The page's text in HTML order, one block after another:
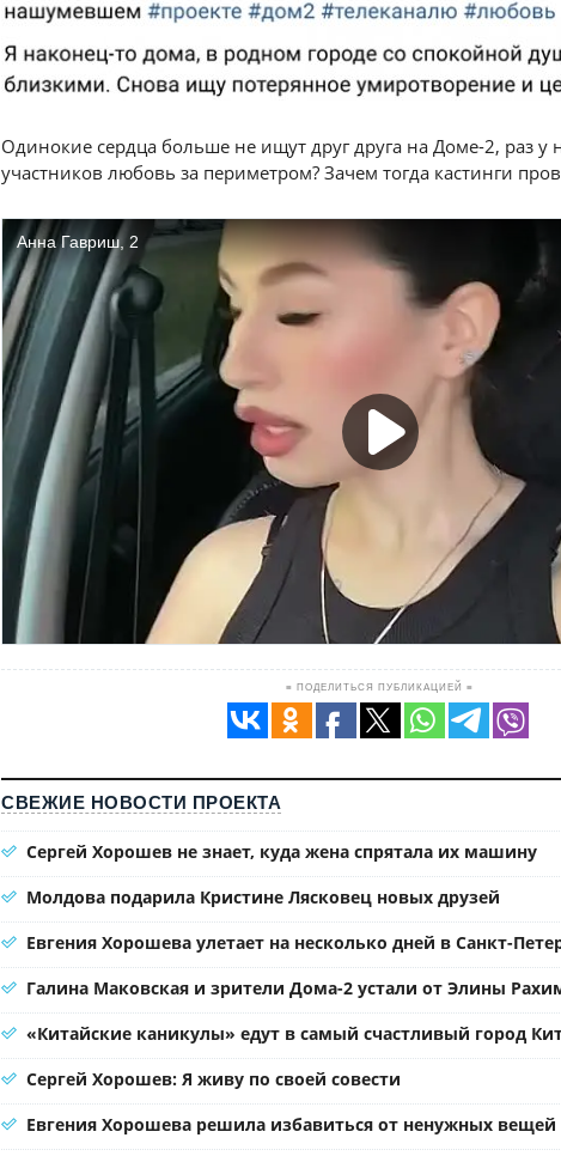
Одинокие сердца больше не ищут друг друга на Доме-2, раз у
участников любовь за периметром? Зачем тогда кастинги
≡ ПОДЕЛИТЬСЯ ПУБЛИКАЦИЕЙ ≡
СВЕЖИЕ НОВОСТИ ПРОЕКТА
Сергей Хорошев не знает, куда жена спрятала их машину
Молдова подарила Кристине Лясковец новых друзей
Евгения Хорошева улетает на несколько дней в Санкт-
Галина Маковская и зрители Дома-2 устали от Элины
«Китайские каникулы» едут в самый счастливый город
Сергей Хорошев: Я живу по своей совести
Евгения Хорошева решила избавиться от ненужных вещей